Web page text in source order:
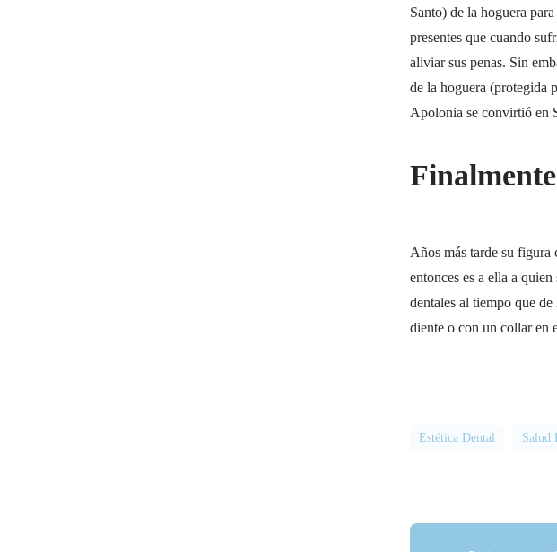
Santo) de la hoguera
presentes que cuando
aliviar sus penas. Sin
de la hoguera (protegida
Apolonia se convirtió en
Años más tarde su
entonces es a ella a
dentales al tiempo que
diente o con un collar en
Estética Dental Salud